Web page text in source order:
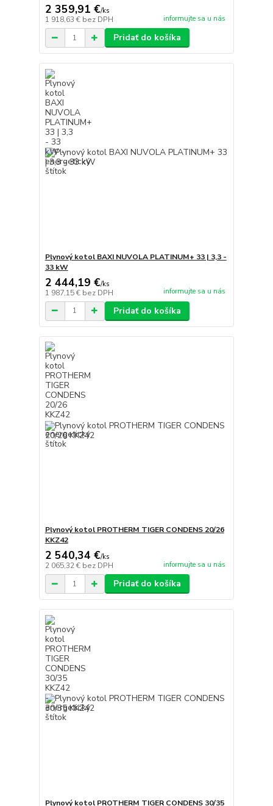
2 359,91 €/ks
1 918,63 € bez DPH informujte sa u nás
Pridať do košíka
Plynový kotol BAXI NUVOLA PLATINUM+ 33 | 3,3 -
33 kW
2 444,19 €/ks
1 987,15 € bez DPH informujte sa u nás
Pridať do košíka
Plynový kotol PROTHERM TIGER CONDENS 20/26
KKZ42
2 540,34 €/ks
2 065,32 € bez DPH informujte sa u nás
Pridať do košíka
Plynový kotol PROTHERM TIGER CONDENS 30/35